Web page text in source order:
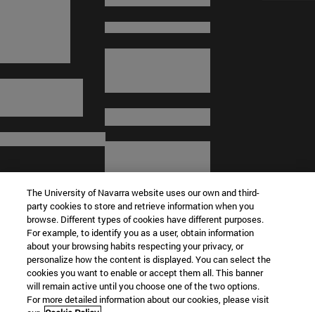
© Universidad de Navarra
Información legal
Términos y condiciones
The University of Navarra website uses our own and third-
party cookies to store and retrieve information when you
browse. Different types of cookies have different purposes.
For example, to identify you as a user, obtain information
about your browsing habits respecting your privacy, or
personalize how the content is displayed. You can select the
cookies you want to enable or accept them all. This banner
will remain active until you choose one of the two options.
For more detailed information about our cookies, please visit